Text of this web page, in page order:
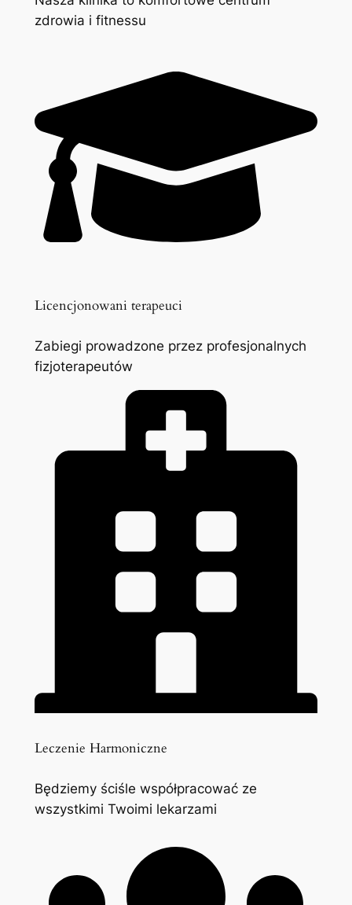
zdrowia i fitnessu
Licencjonowani terapeuci
Zabiegi prowadzone przez profesjonalnych
fizjoterapeutów
Leczenie Harmoniczne
Będziemy ściśle współpracować ze
wszystkimi Twoimi lekarzami